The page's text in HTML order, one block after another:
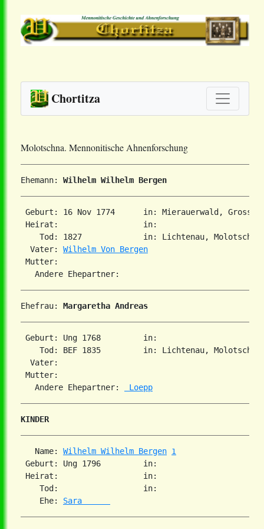
Chortitza
Molotschna. Mennonitische Ahnenforschung
Ehemann: Wilhelm Wilhelm Bergen
Geburt: 16 Nov 1774      in: Mierauerwald, Gross
Heirat:                  in:
Tod: 1827             in: Lichtenau,
  Vater:
Wilhelm Von Bergen
Mutter:
Ehefrau: Margaretha Andreas
Geburt: Ung 1768         in:
Tod: BEF 1835         in: Lichtenau,
  Vater:
Mutter:
   Andere Ehepartner:
Loepp
KINDER
   Name:
Wilhelm Wilhelm Bergen 1
Geburt: Ung 1796         in:
Heirat:                  in:
    Tod:                  in:
    Ehe:
Sara